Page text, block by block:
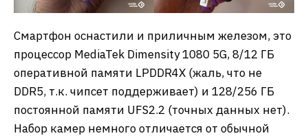
Смартфон оснастили и приличным железом, это
процессор MediaTek Dimensity 1080 5G, 8/12 ГБ
оперативной памяти LPDDR4X (жаль, что не
DDR5, т.к. чипсет поддерживает) и 128/256 ГБ
постоянной памяти UFS2.2 (точных данных нет).
Набор камер немного отличается от обычной